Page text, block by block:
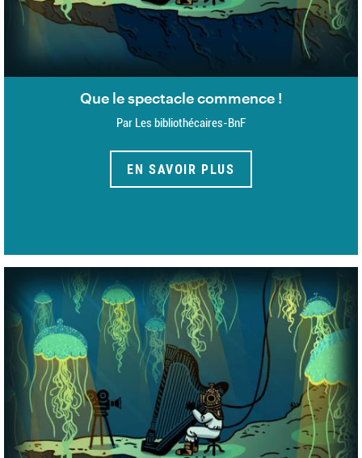
Que le spectacle commence !
Par Les bibliothécaires-BnF
EN SAVOIR PLUS